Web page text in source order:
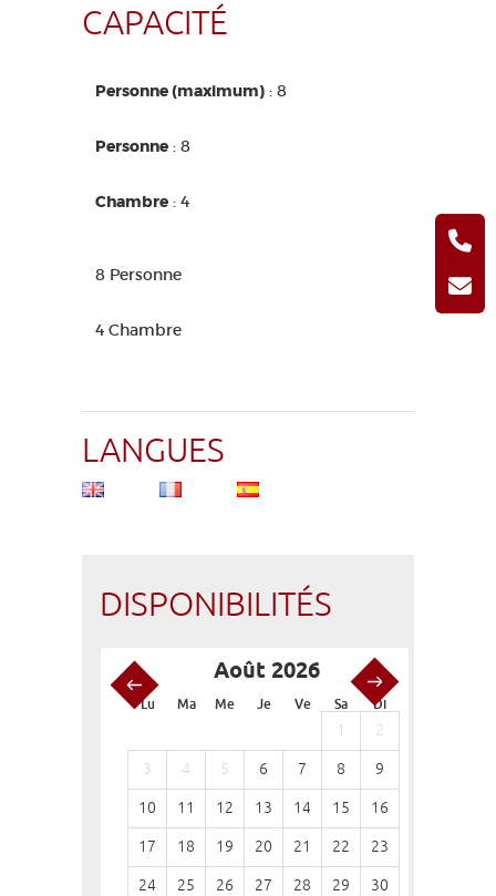
CAPACITÉ
Personne (maximum) : 8
Personne : 8
Chambre : 4
8 Personne
4 Chambre
LANGUES
DISPONIBILITÉS
Août 2026
Lu Ma Me Je Ve Sa Di
1 2
3 4 5 6 7 8 9
10 11 12 13 14 15 16
17 18 19 20 21 22 23
24 25 26 27 28 29 30